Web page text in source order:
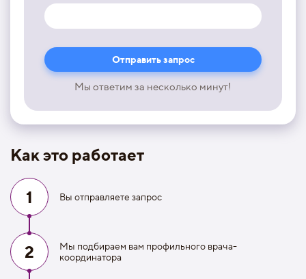
Мы ответим за несколько минут!
Как это работает
1 Вы отправляете запрос
2
Мы подбираем вам профильного врача-
координатора